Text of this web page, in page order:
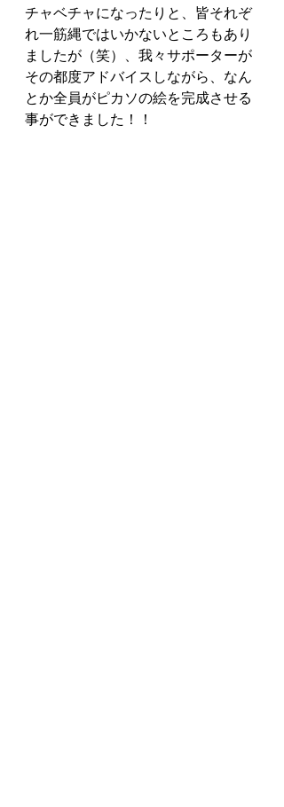
チャベチャになったりと、皆それぞ
れ一筋縄ではいかないところもあり
ましたが（笑）、我々サポーターが
その都度アドバイスしながら、なん
とか全員がピカソの絵を完成させる
事ができました！！